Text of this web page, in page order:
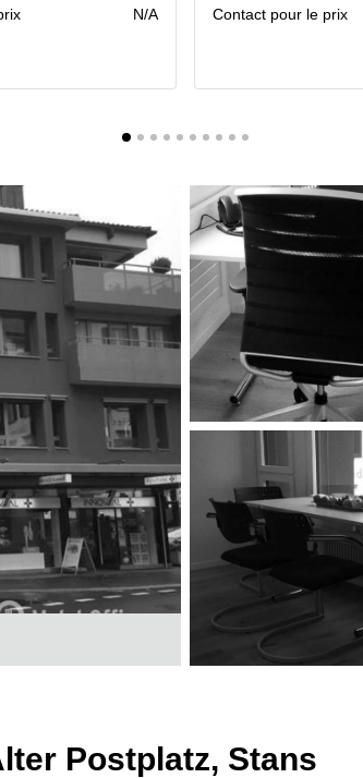
N/A
Contact pour le prix
Postplatz, Stans